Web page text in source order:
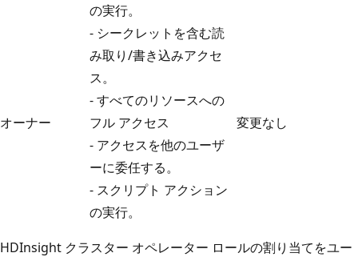
の実行。
オーナー
- シークレットを含む読
み取り/書き込みアクセ
ス。
- すべてのリソースへの
フル アクセス
- アクセスを他のユーザ
ーに委任する。
- スクリプト アクション
の実行。
変更なし
HDInsight クラスター オペレーター ロールの割り当てをユー